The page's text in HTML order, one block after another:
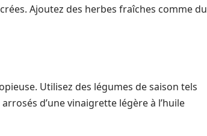
Ajoutez des herbes fraîches comme du
Utilisez des légumes de saison tels
d’une vinaigrette légère à l’huile